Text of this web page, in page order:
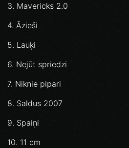
3. Mavericks 2.0
4. Āzieši
5. Lauķi
6. Nejūt spriedzi
7. Niknie pipari
8. Saldus 2007
9. Spaiņi
10. 11 cm